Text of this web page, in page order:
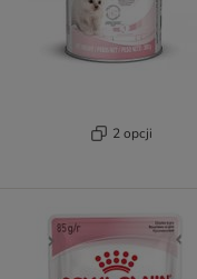
2 opcji